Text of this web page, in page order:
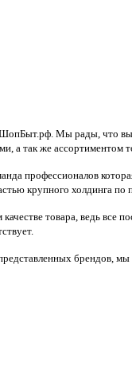
Мы рады, что
а так же ассортиментом
профессионалов
крупного холдинга
товара, ведь все
брендов,